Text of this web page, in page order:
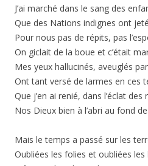
J’ai marché dans le sang des
Que des Nations indignes ont
Pour nous pas de répits, pas
On giclait de la boue et c’était
Mes yeux hallucinés, aveuglés
Ont tant versé de larmes en ces
Que j’en ai renié, dans l’éclat des
Nos Dieux bien à l’abri au fond
Mais le temps a passé sur les
Oubliées les folies et oubliées les